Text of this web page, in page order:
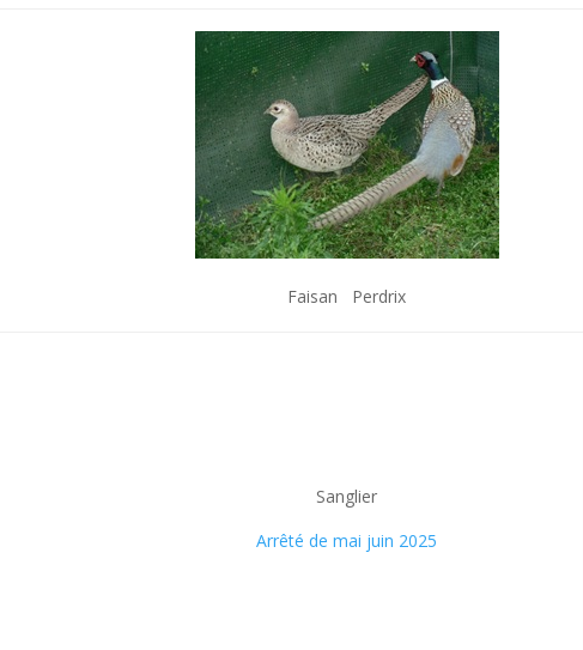
Faisan Perdrix
Sanglier
Arrêté de mai juin 2025